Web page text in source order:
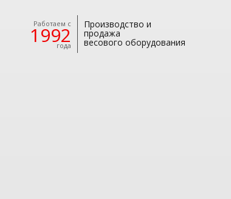
Работаем с
1992
года
Производство и
продажа
весового оборудования